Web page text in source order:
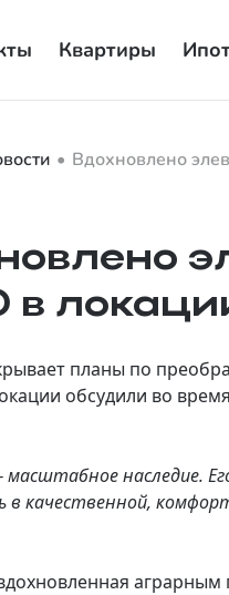
Квартиры
Вдохновлено
в
планы по
обсудили во
наследие.
в качественной,